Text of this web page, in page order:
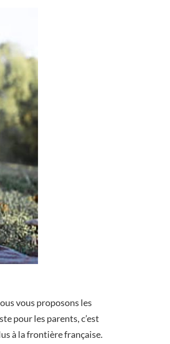
vous proposons les
pour les parents, c’est
à la frontière française.